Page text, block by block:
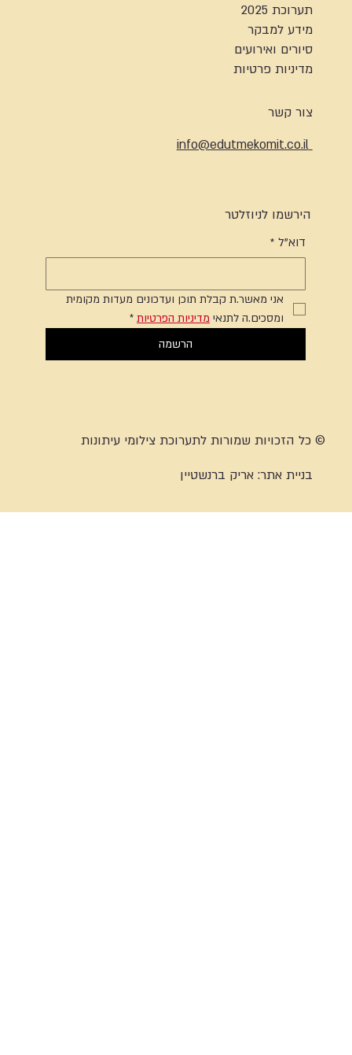
תערוכת 2025
מידע למבקר
סיורים ואירועים
מדיניות פרטיות
צור קשר
info@edutmekomit.co.il
הירשמו לניוזלטר
דוא"ל *
אני מאשר.ת קבלת תוכן ועדכונים מעדות מקומית
ומסכים.ה לתנאי מדיניות הפרטיות *
הרשמה
© כל הזכויות שמורות לתערוכת צילומי עיתונות
בניית אתר:אריק ברנשטיין